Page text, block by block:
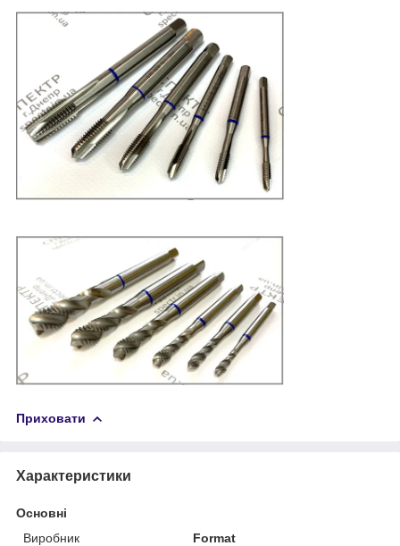
Приховати
Характеристики
Основні
Виробник
Format